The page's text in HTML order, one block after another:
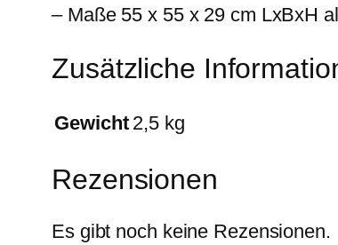
– Maße 55 x 55 x 29 cm LxBxH
Zusätzliche
Gewicht 2,5 kg
Rezensionen
Es gibt noch keine Rezensionen.